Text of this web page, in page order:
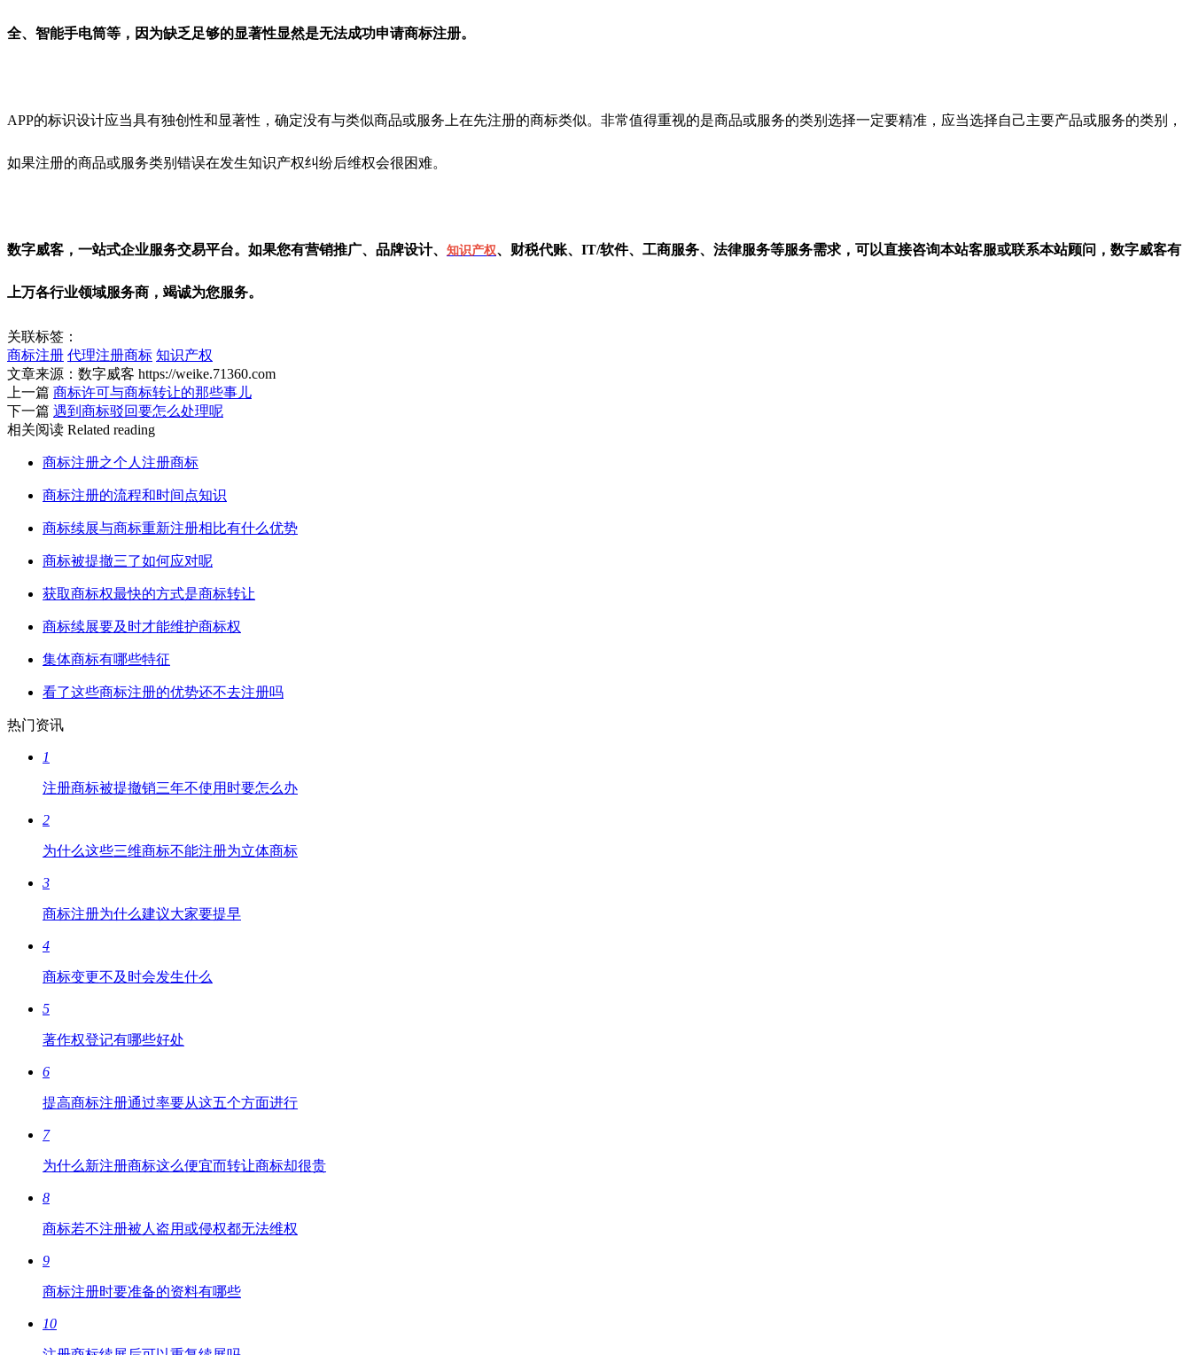
全、智能手电筒等，因为缺乏足够的显著性显然是无法成功申请商标注册。
APP的标识设计应当具有独创性和显著性，确定没有与类似商品或服务上在先注册的商标类似。非常值得重视的是商品或服务的类别选择一定要精准，应当选择自己主要产品或服务的类别，
如果注册的商品或服务类别错误在发生知识产权纠纷后维权会很困难。
数字威客，一站式企业服务交易平台。如果您有营销推广、品牌设计、 知识产权、财税代账、IT/软件、工商服务、法律服务等服务需求，可以直接咨询本站客服或联系本站顾问，数字威客有
上万各行业领域服务商，竭诚为您服务。
关联标签：
商标注册 代理注册商标 知识产权
文章来源：数字威客 https://weike.71360.com
上一篇 商标许可与商标转让的那些事儿
下一篇 遇到商标驳回要怎么处理呢
相关阅读 Related reading
商标注册之个人注册商标
商标注册的流程和时间点知识
商标续展与商标重新注册相比有什么优势
商标被提撤三了如何应对呢
获取商标权最快的方式是商标转让
商标续展要及时才能维护商标权
集体商标有哪些特征
看了这些商标注册的优势还不去注册吗
热门资讯
1
注册商标被提撤销三年不使用时要怎么办
2
为什么这些三维商标不能注册为立体商标
3
商标注册为什么建议大家要提早
4
商标变更不及时会发生什么
5
著作权登记有哪些好处
6
提高商标注册通过率要从这五个方面进行
7
为什么新注册商标这么便宜而转让商标却很贵
8
商标若不注册被人盗用或侵权都无法维权
9
商标注册时要准备的资料有哪些
10